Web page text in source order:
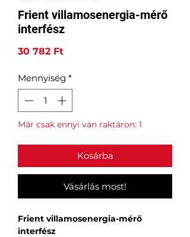
Frient villamosenergia-mérő
interfész
30 782 FtÁr
Mennyiség *
Már csak ennyi van raktáron: 1
Kosárba
Vásárlás most!
Frient villamosenergia-mérő
interfész